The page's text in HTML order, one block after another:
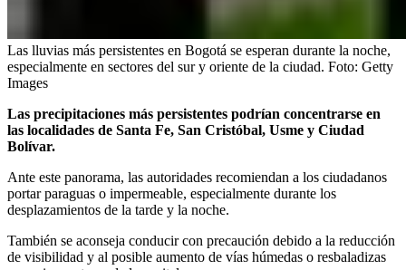
Las lluvias más persistentes en Bogotá se esperan durante la noche,
especialmente en sectores del sur y oriente de la ciudad. Foto: Getty
Images
Las precipitaciones más persistentes podrían concentrarse en
las localidades de Santa Fe, San Cristóbal, Usme y Ciudad
Bolívar.
Ante este panorama, las autoridades recomiendan a los ciudadanos
portar paraguas o impermeable, especialmente durante los
desplazamientos de la tarde y la noche.
También se aconseja conducir con precaución debido a la reducción
de visibilidad y al posible aumento de vías húmedas o resbaladizas